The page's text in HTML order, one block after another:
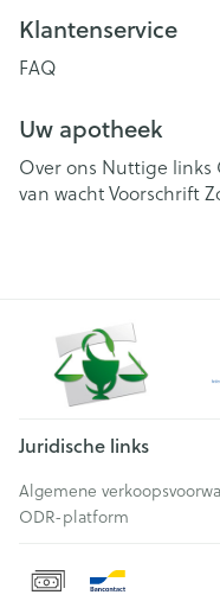
Klantenservice
FAQ
Uw apotheek
Over ons Nuttige links
van wachtVoorschrift
Juridische links
Algemene
ODR-platform